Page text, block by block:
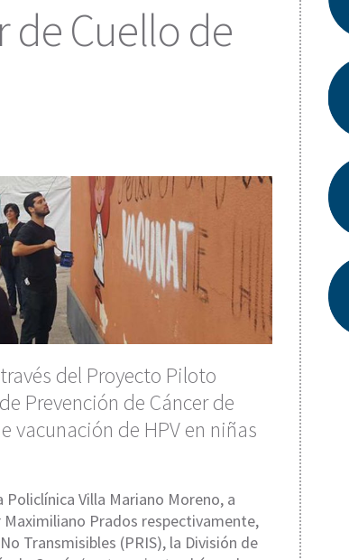
de Cuello de
del Proyecto Piloto
Prevención de Cáncer de
vacunación de HPV en niñas
Policlínica Villa Mariano Moreno, a
Prados respectivamente,
Transmisibles (PRIS), la División de